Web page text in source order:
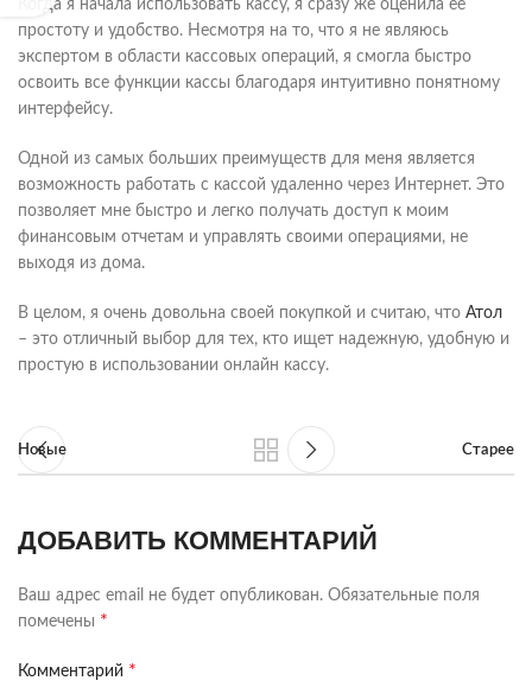
Когда я начала использовать кассу, я сразу же оценила ее
простоту и удобство. Несмотря на то, что я не являюсь
экспертом в области кассовых операций, я смогла быстро
освоить все функции кассы благодаря интуитивно понятному
интерфейсу.
Одной из самых больших преимуществ для меня является
возможность работать с кассой удаленно через Интернет. Это
позволяет мне быстро и легко получать доступ к моим
финансовым отчетам и управлять своими операциями, не
выходя из дома.
В целом, я очень довольна своей покупкой и считаю, что Атол
– это отличный выбор для тех, кто ищет надежную, удобную и
простую в использовании онлайн кассу.
Новые Старее
ДОБАВИТЬ КОММЕНТАРИЙ
Ваш адрес email не будет опубликован. Обязательные поля
помечены *
Комментарий *